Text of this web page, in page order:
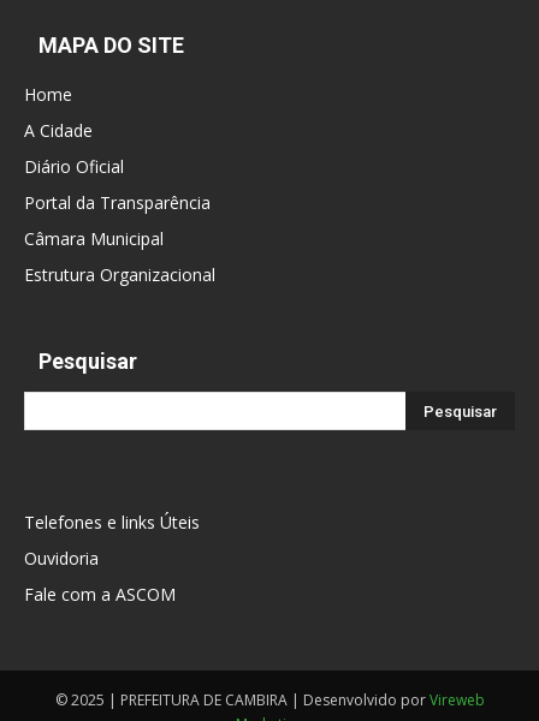
MAPA DO SITE
Home
A Cidade
Diário Oficial
Portal da Transparência
Câmara Municipal
Estrutura Organizacional
Pesquisar
Telefones e links Úteis
Ouvidoria
Fale com a ASCOM
© 2025 | PREFEITURA DE CAMBIRA | Desenvolvido porVireweb